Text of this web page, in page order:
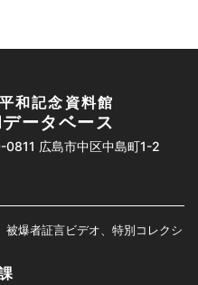
和記念資料館
ータベース
0811 広島市中区中島町1-2
爆者証言ビデオ、特別コレクシ